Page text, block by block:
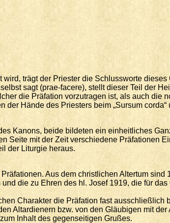
trägt der Priester die Schlussworte
sagt (prae-facere), stellt dieser Teil der
die Präfation vorzutragen ist, als auch die
Hände des Priesters beim „Sursum
Kanons, beide bildeten ein einheitliches
Seite mit der Zeit verschiedene Präfationen
der Liturgie heraus.
Aus dem christlichen Altertum
die zu Ehren des hl. Josef 1919, die für
Charakter die Präfation fast ausschließlich
Altardienern bzw. von den Gläubigen mit
Inhalt des gegenseitigen Grußes.